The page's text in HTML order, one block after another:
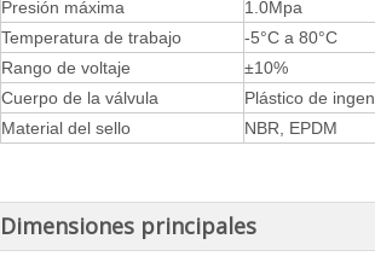
Presión máxima
1.0Mpa
Temperatura de trabajo
-5°C a 80°C
Rango de voltaje
±10%
Cuerpo de la válvula
Plástico de
Material del sello
NBR, EPDM
Dimensiones principales